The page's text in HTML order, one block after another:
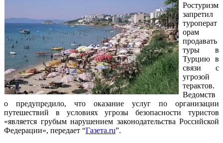
Ростуризм
запретил
туроперат
орам
продавать
туры в
Турцию в
связи с
угрозой
терактов.
Ведомств
о предупредило, что оказание услуг по организации
путешествий в условиях угрозы безопасности туристов
«является грубым нарушением законодательства Российской
Федерации», передает “Газета.ru”.